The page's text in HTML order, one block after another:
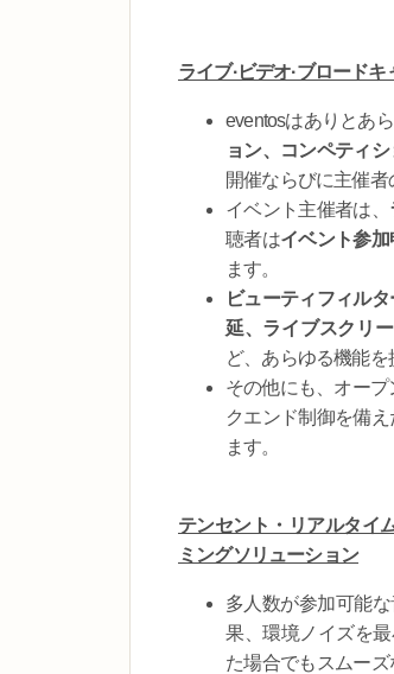
ライブ·ビデオ·ブロード
eventosはありとあ
ョン、コンペティ
開催ならびに主催者
イベント主催者は、
聴者はイベント参
ます。
ビューティフィル
延、ライブスクリ
ど、あらゆる機能を
その他にも、オー
クエンド制御を備
ます。
テンセント・リアルタイ
ミングソリューション
多人数が参加可能
果、環境ノイズを
た場合でもスムー